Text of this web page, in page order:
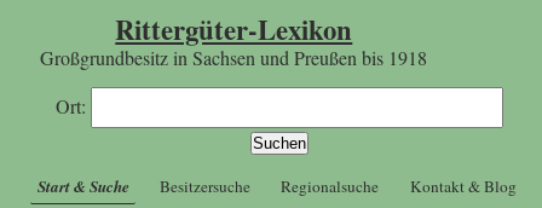
Rittergüter-Lexikon
Großgrundbesitz in Sachsen und Preußen bis 1918
Ort:
Start & Suche Besitzersuche Regionalsuche Kontakt & Blog